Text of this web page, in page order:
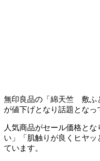
無印良品の「綿天竺 敷
が値下げとなり話題となっ
人気商品がセール価格と
い」「肌触りが良くヒヤ
ています。